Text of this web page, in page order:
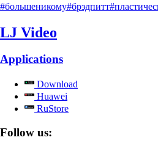
#большеникому#брэдпитт
LJ Video
Applications
Download
Huawei
RuStore
Follow us: